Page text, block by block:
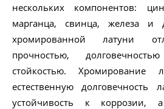
нескольких компонентов:
марганца, свинца, железа и
хромированной латуни
прочностью,
стойкостью. Хромирование
естественную долговечность
устойчивость к коррозии,